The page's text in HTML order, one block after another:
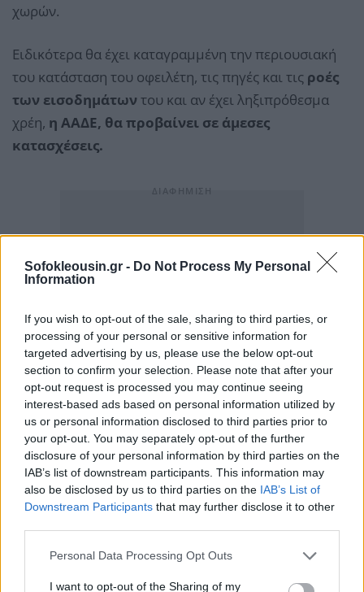
Sofokleousin.gr - Do Not Process My Personal
Information
If you wish to opt-out of the sale, sharing to third parties, or
processing of your personal or sensitive information for
targeted advertising by us, please use the below opt-out
section to confirm your selection. Please note that after your
opt-out request is processed you may continue seeing
interest-based ads based on personal information utilized by
us or personal information disclosed to third parties prior to
your opt-out. You may separately opt-out of the further
disclosure of your personal information by third parties on the
IAB’s list of downstream participants. This information may
also be disclosed by us to third parties on the IAB’s List of
Downstream Participants that may further disclose it to other
Personal Data Processing Opt Outs
I want to opt-out of the Sharing of my
χωρών.
Ειδικότερα θα έχει καταγραμμένη την περιουσιακή
του κατάσταση του οφειλέτη, τις πηγές και τις ροές
των εισοδημάτων του και αν έχει ληξιπρόθεσμα
χρέη, η ΑΑΔΕ, θα προβαίνει σε άμεσες
κατασχέσεις.